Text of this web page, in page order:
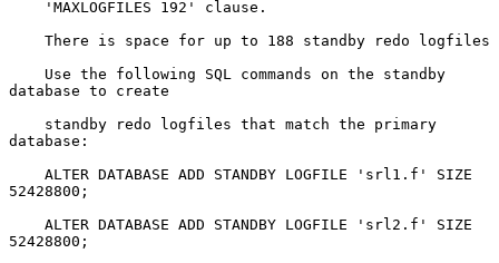
database to create
database:
52428800;
52428800;